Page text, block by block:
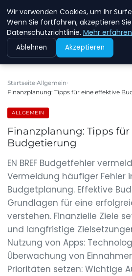
NEW
Startseite Allgemein
Finanzplanung: Tipps für eine effektive
ALLGEMEIN
Finanzplanung: Tipps
Budgetierung
EN BREF Budgetfehler
Vermeidung häufiger Fehler
Budgetplanung. Effektive
Grundlagen für eine
verstehen. Finanzielle Ziele
und langfristige
Nutzung von Apps:
Überwachung von
Prioritäten setzen: Wichtige
Wir verwenden Cookies, um Ihr
Wenn Sie fortfahren, akzeptieren
Datenschutzrichtlinie. Mehr erfahren
Ablehnen Akzeptieren